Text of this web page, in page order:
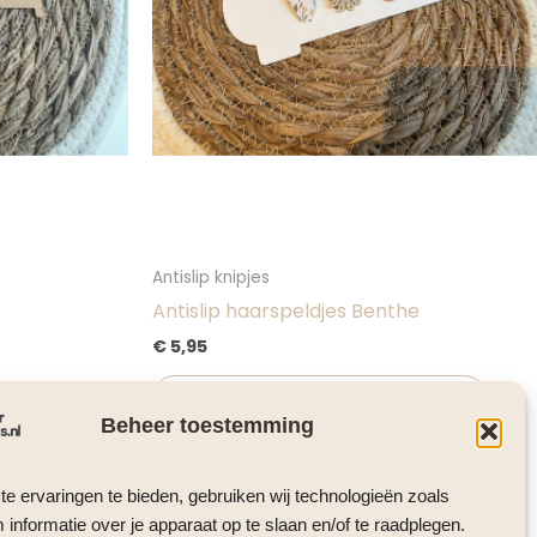
Beheer toestemming
ervaringen te bieden, gebruiken wij technologieën zoals
informatie over je apparaat op te slaan en/of te raadplegen.
Antislip knipjes
Antislip haarspeldjes Benthe
€ 5,95